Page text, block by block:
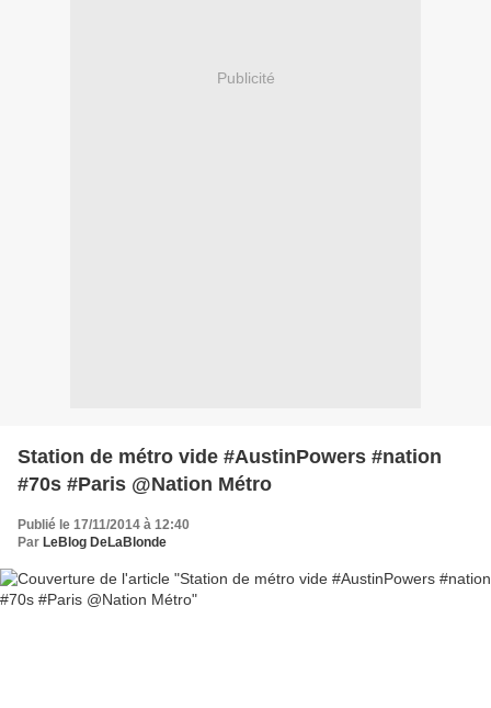
Publicité
Station de métro vide #AustinPowers #nation
#70s #Paris @Nation Métro
Publié le 17/11/2014 à 12:40
Par LeBlog DeLaBlonde